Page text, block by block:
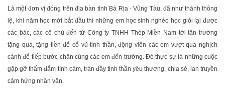
Là một đơn vị đóng trên địa bàn tỉnh Bà Rịa - Vũng Tàu, đã như thành thông
lệ, khi năm học mới bắt đầu thì những em học sinh nghèo học giỏi lại được
các bác, các cô chú đến từ Công ty TNHH Thép Miền Nam tới tận trường
tặng quà, tặng tiền để cổ vũ tinh thần, động viên các em vượt qua nghịch
cảnh để tiếp bước chân cùng các em đến trường. Đó thực sự là những cuộc
gặp gỡ thấm đẫm tình cảm, tràn đầy tinh thần yêu thương, chia sẻ, lan truyền
cảm hứng nhân văn.